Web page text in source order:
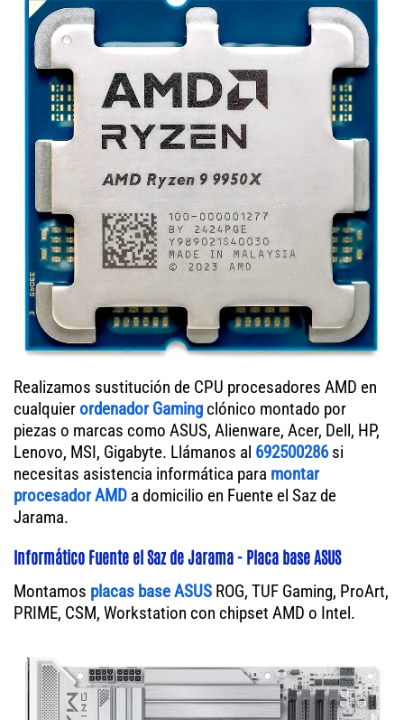
Realizamos sustitución de CPU procesadores AMD en
cualquierordenador Gaming clónico montado por
piezas o marcas como ASUS, Alienware, Acer, Dell, HP,
Lenovo, MSI, Gigabyte. Llámanos al 692500286si
necesitas asistencia informática para montar
procesador AMD a domicilio en Fuente el Saz de
Jarama.
Informático Fuente el Saz de Jarama - Placa base ASUS
Montamos placas base ASUS ROG, TUF Gaming, ProArt,
PRIME, CSM, Workstation con chipset AMD o Intel.